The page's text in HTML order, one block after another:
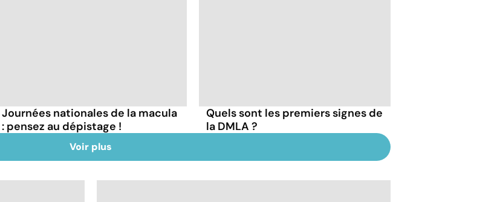
Journées nationales de la macula
: pensez au dépistage !
Quels sont les premiers signes de
la DMLA ?
Voir plus